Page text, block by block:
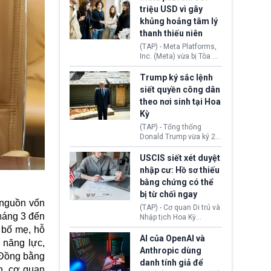
vốn
3 đến
mẹ, hỗ
năng lực,
bằng
cùng lệnh cấm công
nghệ gần đây từ phía
Washington.
khẳng định chưa có bất
kỳ thỏa thuận nào.
Tehran cho rằng, Hoa Kỳ
chỉ đang dàn dựng “màn
kịch ngoại giao” để xoa
dịu căng thẳng.
triệu USD vì gây
khủng hoảng tâm lý
thanh thiếu niên
(TAP) - Meta Platforms,
Inc. (Meta) vừa bị Tòa án
bang New Mexico yêu
cầu đóng góp 567 triệu
USD vào một quỹ khắc
phục hậu quả. Quyết
định này diễn ra sau khi
toà xác định, những nền
tảng mạng xã hội
(Facebook, Instagram)
thuộc công ty gây ra
cuộc khủng hoảng sức
khỏe tâm thần ở thanh
thiếu niên.
Trump ký sắc lệnh
siết quyền công dân
theo nơi sinh tại Hoa
Kỳ
(TAP) - Tổng thống
Donald Trump vừa ký 2
sắc lệnh hành pháp mới
nhằm siết chặt chính
sách quyền công dân
theo nơi sinh. Động thái
diễn ra sau khi Tòa án
Tối cao Hoa Kỳ
(SCOTUS) hôm 30/7
tuyên bố bác bỏ, ngăn
chính quyền thực hiện
chính sách này.
USCIS siết xét duyệt
nhập cư: Hồ sơ thiếu
bằng chứng có thể
bị từ chối ngay
(TAP) - Cơ quan Di trú và
Nhập tịch Hoa Kỳ
(USCIS) vừa thay đổi quy
trình xét duyệt hồ sơ
nhập cư, trao quyền cho
viên chức từ chối ngay
những đơn không chứng
AI của OpenAI và
Anthropic dùng
danh tính giả để